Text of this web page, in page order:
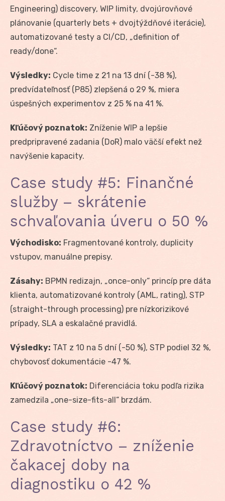
Engineering) discovery, WIP limity, dvojúrovňové
plánovanie (quarterly bets + dvojtýždňové iterácie),
automatizované testy a CI/CD, „definition of
ready/done“.
Výsledky: Cycle time z 21 na 13 dní (-38 %),
predvídateľnosť (P85) zlepšená o 29 %, miera
úspešných experimentov z 25 % na 41 %.
Kľúčový poznatok: Zníženie WIP a lepšie
predpripravené zadania (DoR) malo väčší efekt než
navýšenie kapacity.
Case study #5: Finančné
služby – skrátenie
schvaľovania úveru o 50 %
Východisko: Fragmentované kontroly, duplicity
vstupov, manuálne prepisy.
Zásahy: BPMN redizajn, „once-only“ princíp pre dáta
klienta, automatizované kontroly (AML, rating), STP
(straight-through processing) pre nízkorizikové
prípady, SLA a eskalačné pravidlá.
Výsledky: TAT z 10 na 5 dní (-50 %), STP podiel 32 %,
chybovosť dokumentácie -47 %.
Kľúčový poznatok: Diferenciácia toku podľa rizika
zamedzila „one-size-fits-all“ brzdám.
Case study #6:
Zdravotníctvo – zníženie
čakacej doby na
diagnostiku o 42 %